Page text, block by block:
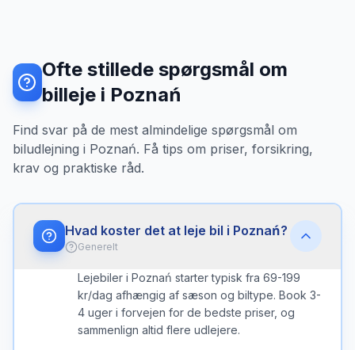
Ofte stillede spørgsmål om
billeje i Poznań
Find svar på de mest almindelige spørgsmål om
biludlejning i Poznań. Få tips om priser, forsikring,
krav og praktiske råd.
Hvad koster det at leje bil i Poznań?
Generelt
Lejebiler i Poznań starter typisk fra 69-199
kr/dag afhængig af sæson og biltype. Book 3-
4 uger i forvejen for de bedste priser, og
sammenlign altid flere udlejere.